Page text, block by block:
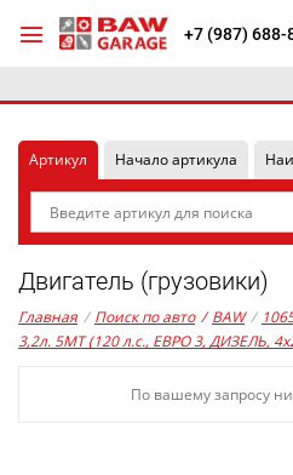
+7 (987) 688-
Артикул Начало артикула
Двигатель (грузовики)
Главная / Поиск по авто / BAW /
3,2л. 5MT (120 л.с., ЕВРО 3, ДИЗЕЛЬ,
По вашему запросу